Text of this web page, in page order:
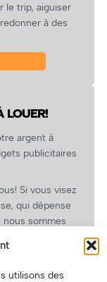
utilisons des
le trip, aiguiser
à des
LOUER!
argent à
publicitaires
Si vous visez
qui dépense
nous sommes